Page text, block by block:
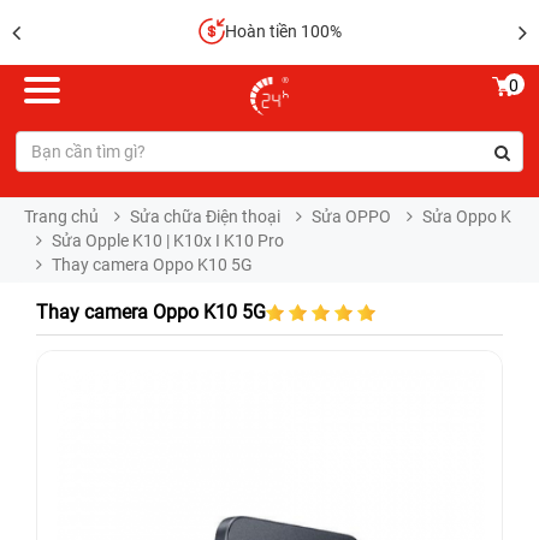
Hoàn tiền 100%
0
Trang chủ Sửa chữa Điện thoại Sửa OPPO
Sửa Oppo K
Sửa Opple K10 | K10x I K10 Pro
Thay camera Oppo K10 5G
Thay camera Oppo K10 5G